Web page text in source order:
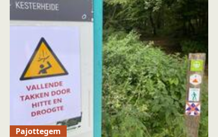
Pajottegem